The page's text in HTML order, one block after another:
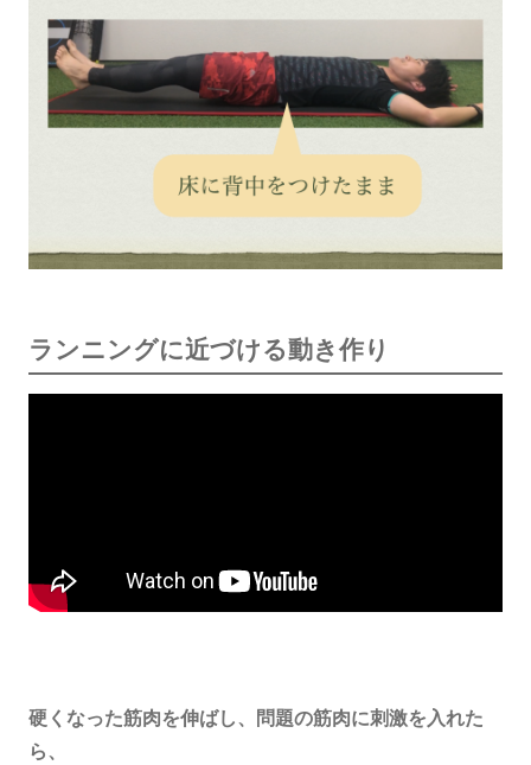
ランニングに近づける動き作り
硬くなった筋肉を伸ばし、問題の筋肉に刺激を入れた
ら、